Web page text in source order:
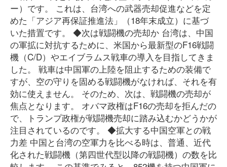
ー）です。 これは、台湾への武器売却促進などを定
めた「アジア再保証推進法」（18年末成立）に基づ
いた措置です。 ◆次は戦闘機の売却か 台湾は、中国
の軍拡に対抗するために、米国から最新型のF16戦闘
機（C/D）やエイブラムス戦車の導入を目指してきま
した。 戦車は中国軍の上陸を阻止するための装備で
すが、空の守りを固める戦闘機がなければ、それを有
効に使えません。 そのため、次は、戦闘機の売却が
焦点となります。 オバマ政権はF16の売却を拒んだの
で、トランプ政権が戦闘機売却に踏み込むかどうかが
注目されているのです。 ◆拡大する中国空軍との戦
力差 中国と台湾の空軍力を比べる時は、普通、近代
化された戦闘機（第四世代型以降の戦闘機）の数を比